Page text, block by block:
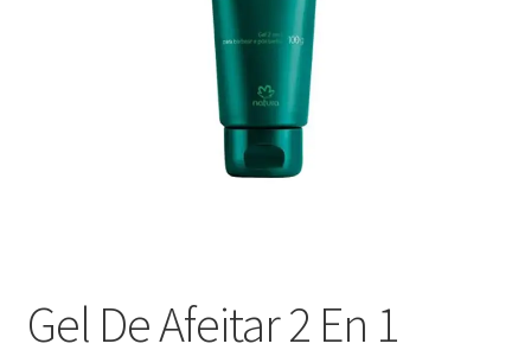
Gel De Afeitar 2 En 1